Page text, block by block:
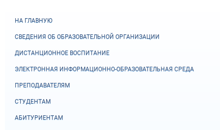
НА ГЛАВНУЮ
СВЕДЕНИЯ ОБ ОБРАЗОВАТЕЛЬНОЙ ОРГАНИЗАЦИИ
ДИСТАНЦИОННОЕ ВОСПИТАНИЕ
ЭЛЕКТРОННАЯ ИНФОРМАЦИОННО-ОБРАЗОВАТЕЛЬНАЯ СРЕДА
ПРЕПОДАВАТЕЛЯМ
СТУДЕНТАМ
АБИТУРИЕНТАМ